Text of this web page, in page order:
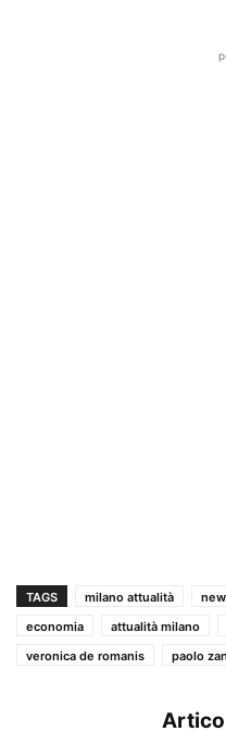
TAGS milano attualità
economia
attualità milano
veronica de romanis
paolo